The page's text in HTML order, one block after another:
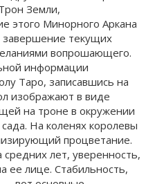
Земли,
этого Минорного Аркана
завершение текущих
вопрошающего.
информации
Таро, записавшись на
изображают в виде
на троне в окружении
На коленях королевы
процветание.
средних лет, уверенность,
ее лице. Стабильность,